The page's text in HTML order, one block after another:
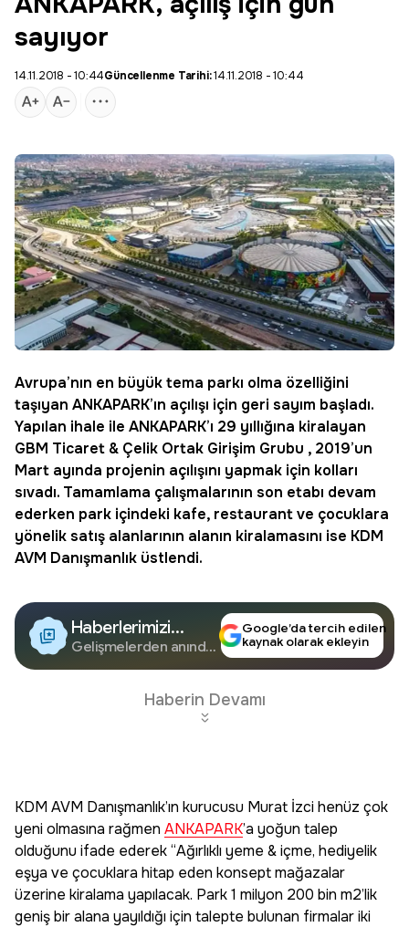
sayıyor
14.11.2018 - 10:44Güncellenme Tarihi:14.11.2018 - 10:44
Avrupa’nın en büyük tema parkı olma özelliğini
taşıyan ANKAPARK’ın açılışı için geri sayım başladı.
Yapılan ihale ile ANKAPARK’ı 29 yıllığına kiralayan
GBM Ticaret & Çelik Ortak Girişim Grubu , 2019’un
Mart ayında projenin açılışını yapmak için kolları
sıvadı. Tamamlama çalışmalarının son etabı devam
ederken park içindeki kafe, restaurant ve çocuklara
yönelik satış alanlarının alanın kiralamasını ise KDM
AVM Danışmanlık üstlendi.
Haberlerimizi
Google'da Takip
Edin
Gelişmelerden anında
Google’da tercih edilen
kaynak olarak ekleyin
Haberin Devamı
KDM AVM Danışmanlık’ın kurucusu Murat İzci henüz çok
yeni olmasına rağmen ANKAPARK’a yoğun talep
olduğunu ifade ederek “Ağırlıklı yeme & içme, hediyelik
eşya ve çocuklara hitap eden konsept mağazalar
üzerine kiralama yapılacak. Park 1 milyon 200 bin m2’lik
geniş bir alana yayıldığı için talepte bulunan firmalar iki